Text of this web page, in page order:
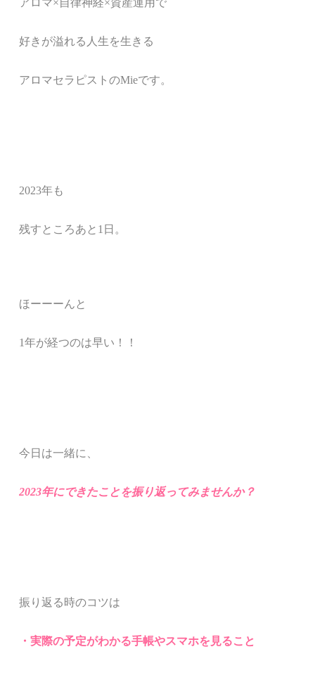
アロマ×自律神経×資産運用で
好きが溢れる人生を生きる
アロマセラピストのMieです。
2023年も
残すところあと1日。
ほーーーんと
1年が経つのは早い！！
今日は一緒に、
2023年にできたことを振り返ってみませんか？
振り返る時のコツは
・実際の予定がわかる手帳やスマホを見ること